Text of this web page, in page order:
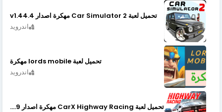
تحميل لعبة Car Simulator 2 مهكرة اصدار v1.44.4
اندرويد
تحميل لعبة lords mobile مهكرة
اندرويد
تحميل لعبة CarX Highway Racing مهكرة اصدار v1.74.9